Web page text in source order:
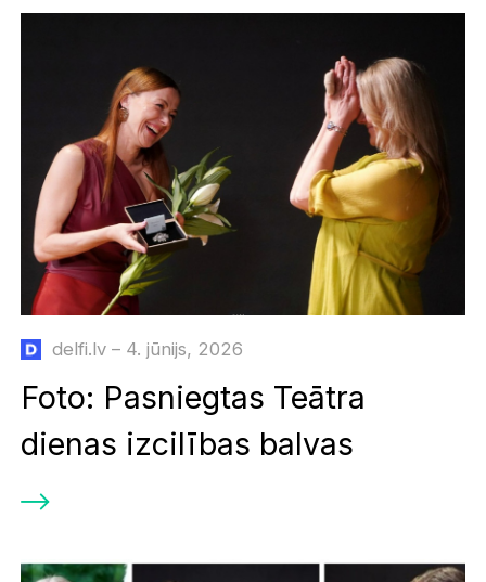
delfi.lv – 4. jūnijs, 2026
Foto: Pasniegtas Teātra
dienas izcilības balvas